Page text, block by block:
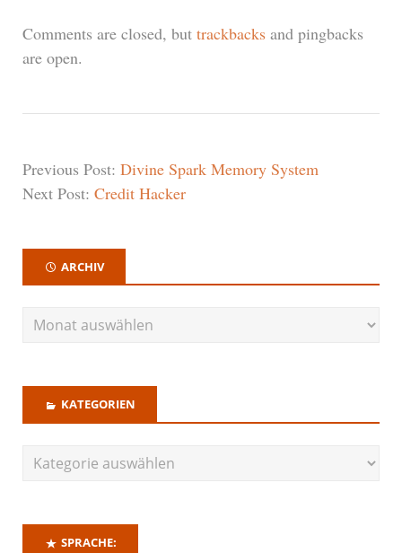
Comments are closed, but trackbacks and pingbacks
are open.
Previous Post: Divine Spark Memory System
Next Post: Credit Hacker
ARCHIV
KATEGORIEN
SPRACHE: